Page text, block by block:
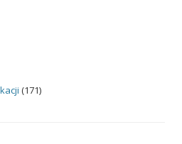
(171)